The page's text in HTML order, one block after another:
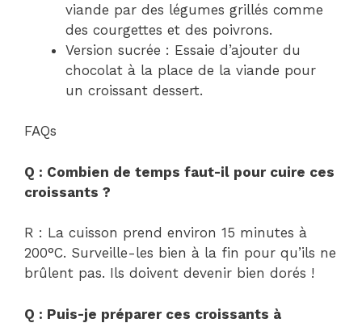
viande par des légumes grillés comme
des courgettes et des poivrons.
Version sucrée : Essaie d’ajouter du
chocolat à la place de la viande pour
un croissant dessert.
FAQs
Q : Combien de temps faut-il pour cuire ces
croissants ?
R : La cuisson prend environ 15 minutes à
200°C. Surveille-les bien à la fin pour qu’ils ne
brûlent pas. Ils doivent devenir bien dorés !
Q : Puis-je préparer ces croissants à